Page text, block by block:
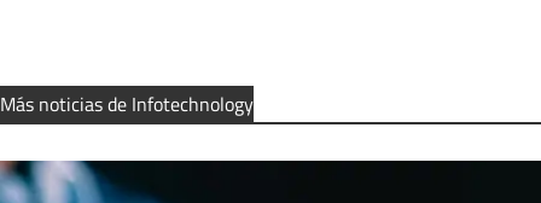
Más noticias de Infotechnology